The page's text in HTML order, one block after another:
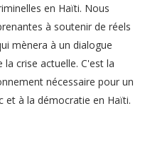
en Haïti. Nous
à soutenir de réels
mènera à un dialogue
crise actuelle. C'est la
nécessaire pour un
et à la démocratie en Haïti.